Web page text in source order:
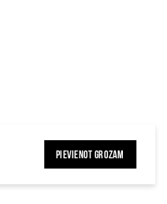
PIEVIENOT GROZAM